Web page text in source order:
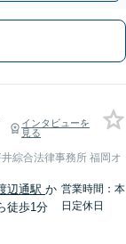
インタビューを
見る
綜合法律事務所 福岡オ
辺通駅か
徒歩1分
営業時間：本
日定休日